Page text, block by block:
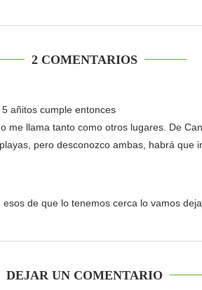
2 COMENTARIOS
añitos cumple entonces
me llama tanto como otros lugares. De
pero desconozco ambas, habrá que
de que lo tenemos cerca lo vamos
DEJAR UN COMENTARIO